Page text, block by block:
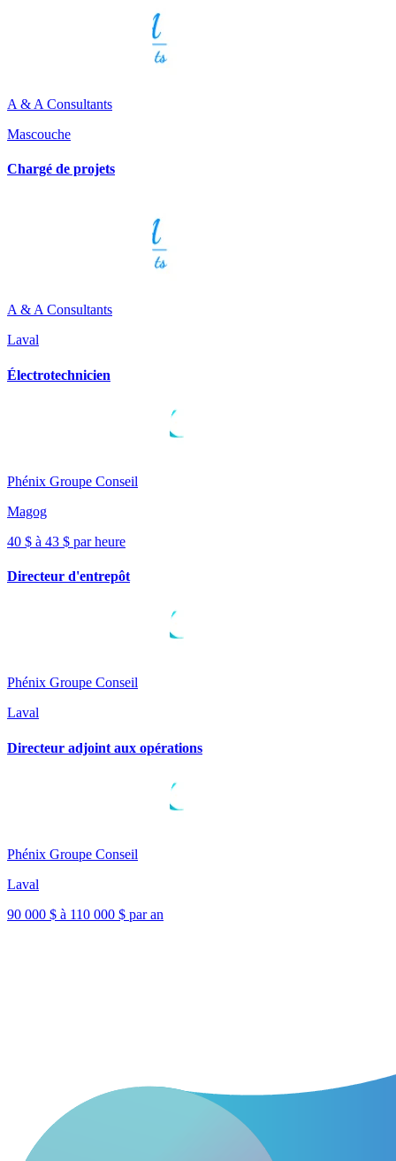
A & A Consultants
Mascouche
Chargé de projets
A & A Consultants
Laval
Électrotechnicien
Phénix Groupe Conseil
Magog
40 $ à 43 $ par heure
Directeur d'entrepôt
Phénix Groupe Conseil
Laval
Directeur adjoint aux opérations
Phénix Groupe Conseil
Laval
90 000 $ à 110 000 $ par an